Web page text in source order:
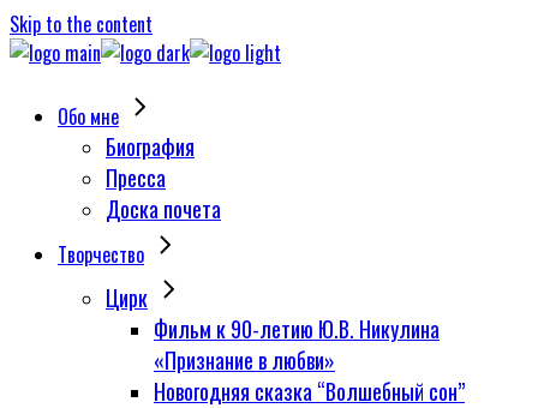
Skip to the content
Обо мне
Биография
Пресса
Доска почета
Творчество
Цирк
Фильм к 90-летию Ю.В. Никулина
«Признание в любви»
Новогодняя сказка “Волшебный сон”